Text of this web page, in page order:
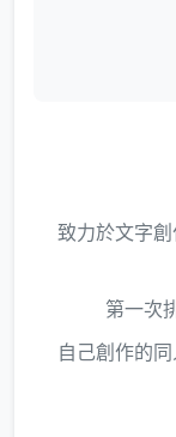
致力於文字
第一次
自己創作的